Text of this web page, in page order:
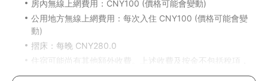
房內無線上網費用：CNY100 (價格可能會變動)
公用地方無線上網費用：每次入住 CNY100 (價格可能會變
動)
摺床：每晚 CNY280.0
住宿可能尚有其他額外收費。上述收費及按金不包括稅項，